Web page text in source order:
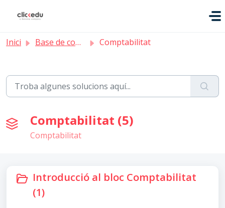
Inici Base de coneixement Comptabilitat
Comptabilitat (5)
Comptabilitat
Introducció al bloc Comptabilitat
(1)